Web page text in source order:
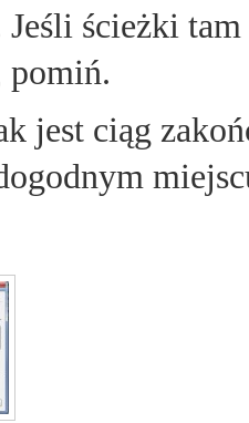
ścieżki
pomiń.
jest ciąg